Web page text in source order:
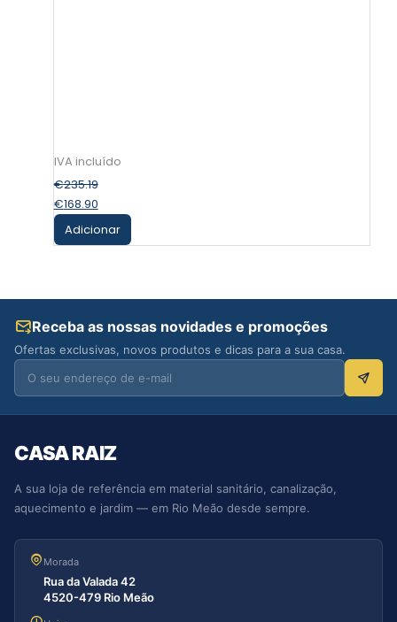
€235.19
€168.90
Adicionar
Receba as nossas novidades e promoções
Ofertas exclusivas, novos produtos e dicas para a sua casa.
CASA RAIZ
A sua loja de referência em material sanitário, canalização,
aquecimento e jardim — em Rio Meão desde sempre.
Morada
Rua da Valada 42
4520-479 Rio Meão